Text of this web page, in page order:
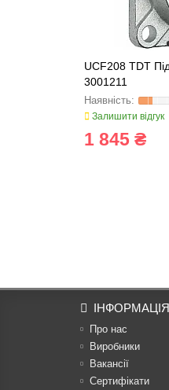
UCF208 TDT
3001211
Залишити відгук
1 845 ₴
ІНФОРМАЦІЯ
Про нас
Виробники
Вакансії
Сертифікати